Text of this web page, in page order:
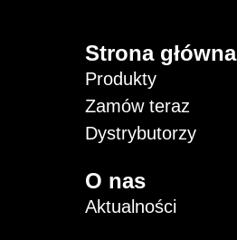
Strona główna
Produkty
Zamów teraz
Dystrybutorzy
O nas
Aktualności